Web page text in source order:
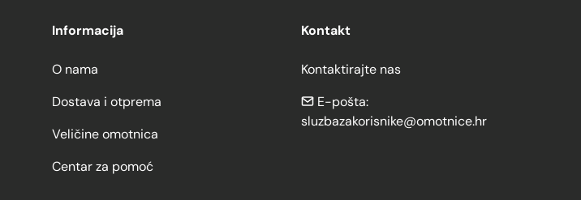
Informacija
O nama
Dostava i otprema
Veličine omotnica
Centar za pomoć
Kontakt
Kontaktirajte nas
E-pošta:
sluzbazakorisnike@omotnice.hr